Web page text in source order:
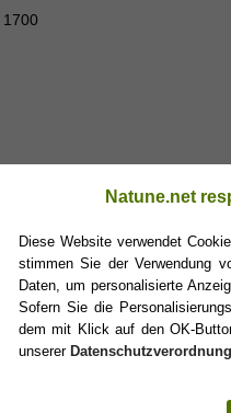
Geburtstag?
Natune.net
Diese Website verwendet
stimmen Sie der Verwendung
Daten, um personalisierte
Sofern Sie die
dem mit Klick auf den OK-
unserer Datenschutzverordnung